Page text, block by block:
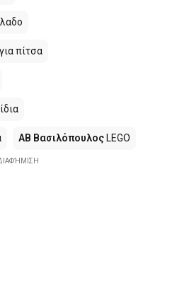
πίτσα
ΑΒ Βασιλόπουλος LEGO